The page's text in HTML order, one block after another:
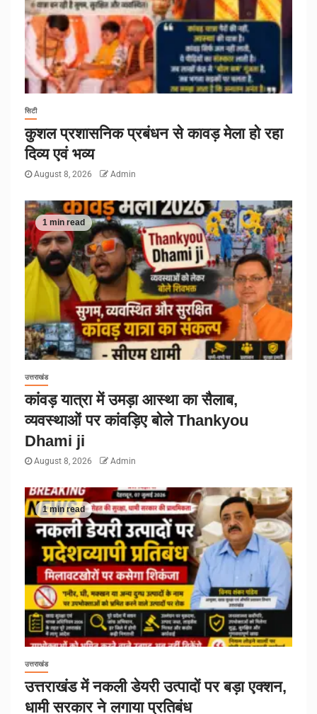
सिटी
कुशल प्रशासनिक प्रबंधन से कावड़ मेला हो रहा
दिव्य एवं भव्य
August 8, 2026 Admin
1 min read
उत्तराखंड
कांवड़ यात्रा में उमड़ा आस्था का सैलाब,
व्यवस्थाओं पर कांवड़िए बोले Thankyou
Dhami ji
August 8, 2026 Admin
1 min read
उत्तराखंड
उत्तराखंड में नकली डेयरी उत्पादों पर बड़ा एक्शन,
धामी सरकार ने लगाया प्रतिबंध